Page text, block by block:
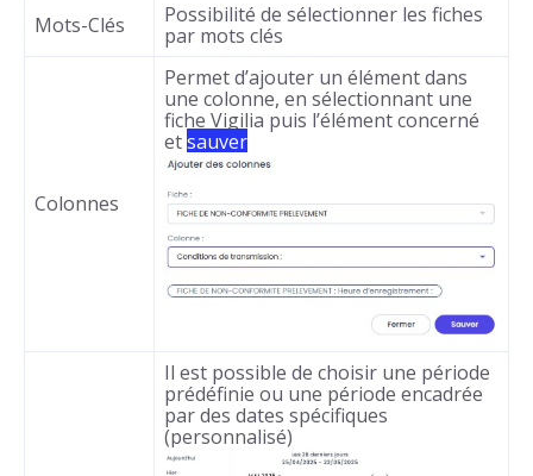
Mots-Clés
Possibilité de sélectionner les fiches
par mots clés
Colonnes
Permet d’ajouter un élément dans
une colonne, en sélectionnant une
fiche Vigilia puis l’élément concerné
etsauver
Il est possible de choisir une période
prédéfinie ou une période encadrée
par des dates spécifiques
(personnalisé)